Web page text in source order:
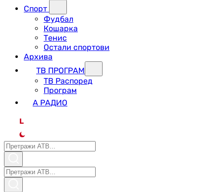
Спорт
Фудбал
Кошарка
Тенис
Остали спортови
Архива
ТВ ПРОГРАМ
ТВ Распоред
Програм
А РАДИО
L